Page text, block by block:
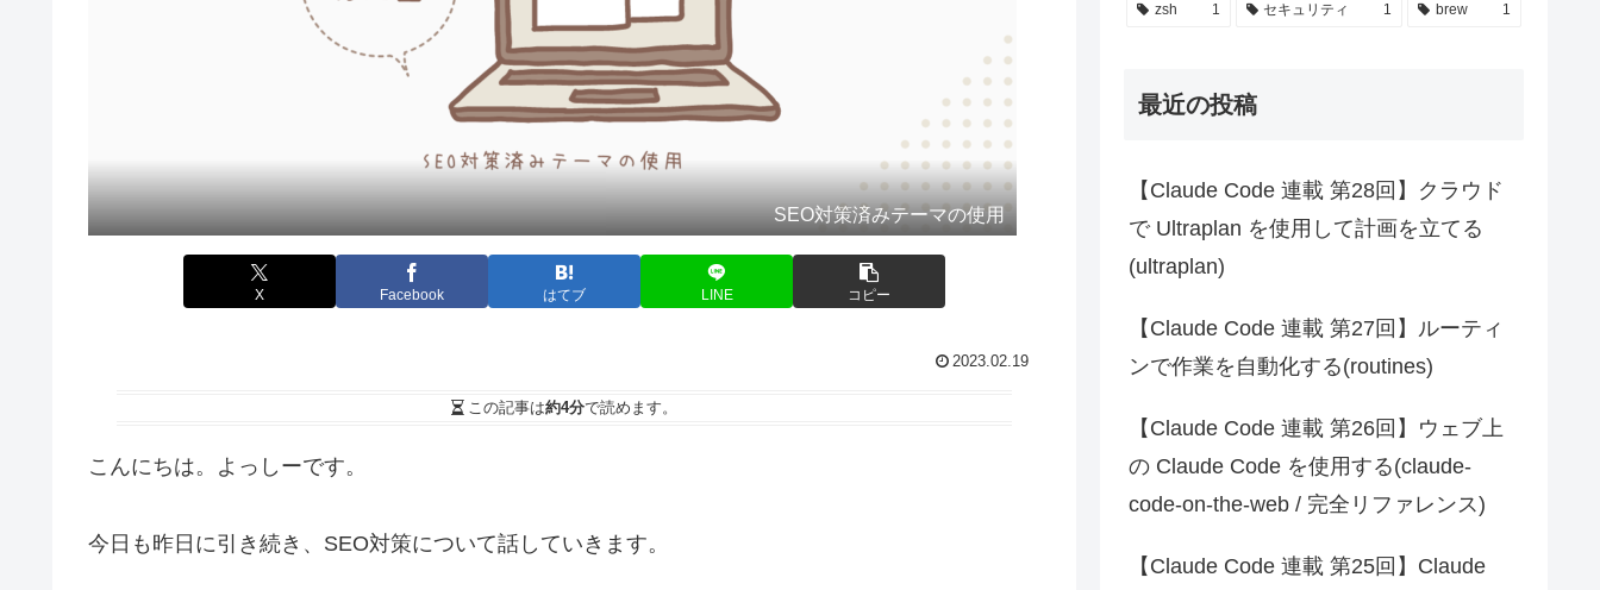
SEO対策済みテーマの使用
X Facebook はてブ LINE コピー
2023.02.19
この記事は約4分で読めます。
こんにちは。よっしーです。
今日も昨日に引き続き、SEO対策について話していきます。
zsh 1 セキュリティ 1 brew 1
最近の投稿
【Claude Code 連載 第28回】クラウド
で Ultraplan を使用して計画を立てる
(ultraplan)
【Claude Code 連載 第27回】ルーティ
ンで作業を自動化する(routines)
【Claude Code 連載 第26回】ウェブ上
の Claude Code を使用する(claude-
code-on-the-web / 完全リファレンス)
【Claude Code 連載 第25回】Claude